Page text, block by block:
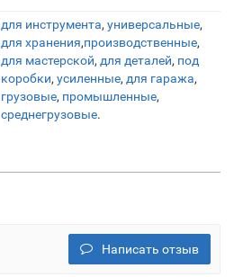
для инструмента, универсальные,
для хранения,производственные,
для мастерской, для деталей, под
коробки, усиленные, для гаража,
грузовые, промышленные,
среднегрузовые.
Написать отзыв